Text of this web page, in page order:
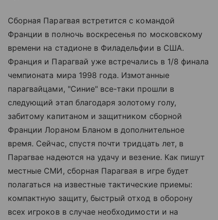
Сборная Парагвая встретится с командой
Франции в полночь воскресенья по московскому
времени на стадионе в Филадельфии в США.
Франция и Парагвай уже встречались в 1/8 финала
чемпионата мира 1998 года. Измотанные
парагвайцами, "Синие" все-таки прошли в
следующий этап благодаря золотому голу,
забитому капитаном и защитником сборной
Франции Лораном Бланом в дополнительное
время. Сейчас, спустя почти тридцать лет, в
Парагвае надеются на удачу и везение. Как пишут
местные СМИ, сборная Парагвая в игре будет
полагаться на известные тактические приемы:
компактную защиту, быстрый отход в оборону
всех игроков в случае необходимости и на